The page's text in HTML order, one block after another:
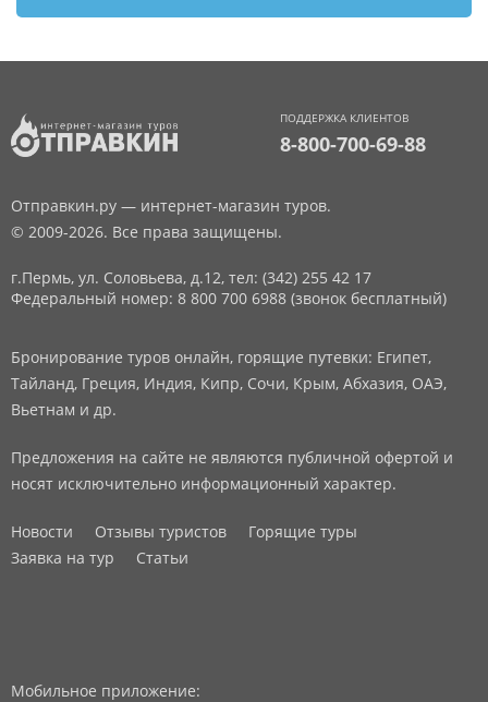
ПОДДЕРЖКА КЛИЕНТОВ
8-800-700-69-88
Отправкин.ру — интернет-магазин туров.
© 2009-2026. Все права защищены.
г.Пермь, ул. Соловьева, д.12, тел: (342) 255 42 17
Федеральный номер: 8 800 700 6988 (звонок бесплатный)
Бронирование туров онлайн, горящие путевки: Египет,
Тайланд, Греция, Индия, Кипр, Сочи, Крым, Абхазия, ОАЭ,
Вьетнам и др.
Предложения на сайте не являются публичной офертой и
носят исключительно информационный характер.
Новости Отзывы туристов
Горящие туры
Заявка на тур
Статьи
Мобильное приложение: